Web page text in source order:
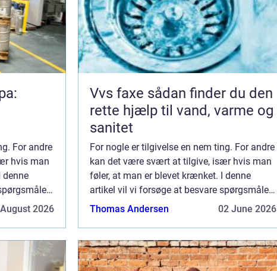
For andre
hvis man
denne
2026
Vvs faxe sådan finder du den
rette hjælp til vand, varme og
sanitet
For nogle er tilgivelse en nem ting. For andre
kan det være svært at tilgive, især hvis man
føler, at man er blevet krænket. I denne
artikel vil vi forsøge at besvare spørgsmålet:
Hvordan bliver man ...
Thomas Andersen 02 June 2026